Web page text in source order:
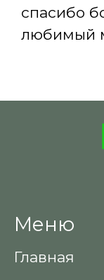
спасибо
любимый
Меню
Главная